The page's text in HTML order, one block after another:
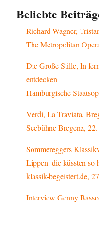
Beliebte
Richard Wagner,
The Metropolitan
Die Große Stille, In
entdecken
Hamburgische
Verdi, La Traviata,
Seebühne Bregenz,
Sommereggers
Lippen, die küssten so
klassik-begeistert.de,
Interview Genny Basso